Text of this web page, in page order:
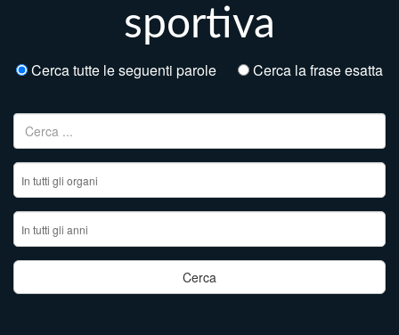
sportiva
Cerca tutte le seguenti parole Cerca la frase esatta
Ricerca per: